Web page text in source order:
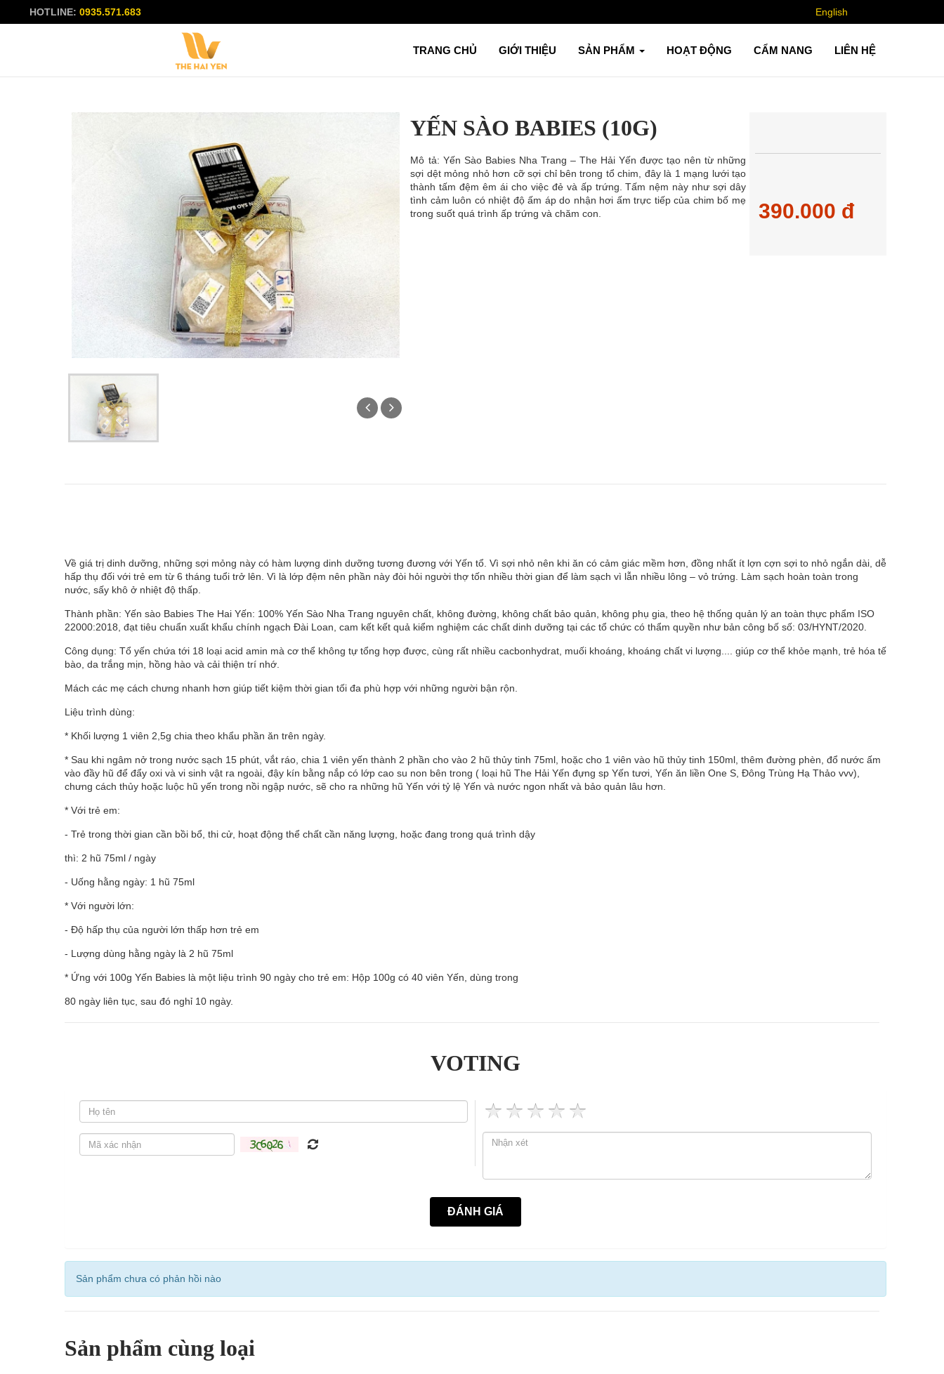
HOTLINE: 0935.571.683 English
TRANG CHỦ GIỚI THIỆU SẢN PHẨM HOẠT ĐỘNG CẨM NANG LIÊN HỆ
YẾN SÀO BABIES (10G)
Mô tả: Yến Sào Babies Nha Trang – The Hải Yến được tạo nên từ những
sợi dệt mỏng nhỏ hơn cỡ sợi chỉ bên trong tổ chim, đây là 1 mạng lưới tạo
thành tấm đệm êm ái cho việc đẻ và ấp trứng. Tấm nệm này như sợi dây
tình cảm luôn có nhiệt độ ấm áp do nhận hơi ấm trực tiếp của chim bố mẹ
trong suốt quá trình ấp trứng và chăm con.
390.000 đ
Về giá trị dinh dưỡng, những sợi mỏng này có hàm lượng dinh dưỡng tương đương với Yến tổ. Vì sợi nhỏ nên khi ăn có cảm giác mềm hơn, đồng nhất ít lợn cợn sợi to nhỏ ngắn dài, dễ
hấp thụ đối với trẻ em từ 6 tháng tuổi trở lên. Vì là lớp đệm nên phần này đòi hỏi người thợ tốn nhiều thời gian để làm sạch vì lẫn nhiều lông – vỏ trứng. Làm sạch hoàn toàn trong
nước, sấy khô ở nhiệt độ thấp.
Thành phần: Yến sào Babies The Hai Yến: 100% Yến Sào Nha Trang nguyên chất, không đường, không chất bảo quản, không phụ gia, theo hệ thống quản lý an toàn thực phẩm ISO
22000:2018, đạt tiêu chuẩn xuất khẩu chính ngạch Đài Loan, cam kết kết quả kiểm nghiệm các chất dinh dưỡng tại các tổ chức có thẩm quyền như bản công bố số: 03/HYNT/2020.
Công dụng: Tổ yến chứa tới 18 loại acid amin mà cơ thể không tự tổng hợp được, cùng rất nhiều cacbonhydrat, muối khoáng, khoáng chất vi lượng.... giúp cơ thể khỏe mạnh, trẻ hóa tế
bào, da trắng mịn, hồng hào và cải thiện trí nhớ.
Mách các mẹ cách chưng nhanh hơn giúp tiết kiệm thời gian tối đa phù hợp với những người bận rộn.
Liệu trình dùng:
* Khối lượng 1 viên 2,5g chia theo khẩu phần ăn trên ngày.
* Sau khi ngâm nở trong nước sạch 15 phút, vắt ráo, chia 1 viên yến thành 2 phần cho vào 2 hũ thủy tinh 75ml, hoặc cho 1 viên vào hũ thủy tinh 150ml, thêm đường phèn, đổ nước ấm
vào đầy hũ để đẩy oxi và vi sinh vật ra ngoài, đậy kín bằng nắp có lớp cao su non bên trong ( loại hũ The Hải Yến đựng sp Yến tươi, Yến ăn liền One S, Đông Trùng Hạ Thảo vvv),
chưng cách thủy hoặc luộc hũ yến trong nồi ngập nước, sẽ cho ra những hũ Yến với tỷ lệ Yến và nước ngon nhất và bảo quản lâu hơn.
* Với trẻ em:
- Trẻ trong thời gian cần bồi bổ, thi cử, hoạt động thể chất cần năng lượng, hoặc đang trong quá trình dậy
thì: 2 hũ 75ml / ngày
- Uống hằng ngày: 1 hũ 75ml
* Với người lớn:
- Độ hấp thụ của người lớn thấp hơn trẻ em
- Lượng dùng hằng ngày là 2 hũ 75ml
* Ứng với 100g Yến Babies là một liệu trình 90 ngày cho trẻ em: Hộp 100g có 40 viên Yến, dùng trong
80 ngày liên tục, sau đó nghỉ 10 ngày.
VOTING
Sản phẩm chưa có phản hồi nào
Sản phẩm cùng loại